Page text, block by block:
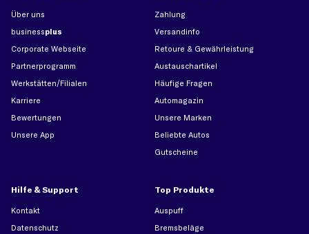
Über uns
businessplus
Corporate Webseite
Partnerprogramm
Werkstätten/Filialen
Karriere
Bewertungen
Unsere App
Zahlung
Versandinfo
Retoure & Gewährleistung
Austauschartikel
Häufige Fragen
Automagazin
Unsere Marken
Beliebte Autos
Gutscheine
Hilfe & Support
Kontakt
Datenschutz
Top Produkte
Auspuff
Bremsbeläge